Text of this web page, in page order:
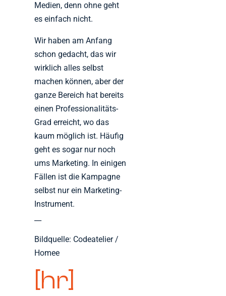
Medien, denn ohne geht
es einfach nicht.
Wir haben am Anfang
schon gedacht, das wir
wirklich alles selbst
machen können, aber der
ganze Bereich hat bereits
einen Professionalitäts-
Grad erreicht, wo das
kaum möglich ist. Häufig
geht es sogar nur noch
ums Marketing. In einigen
Fällen ist die Kampagne
selbst nur ein Marketing-
Instrument.
Bildquelle: Codeatelier /
Homee
[hr]